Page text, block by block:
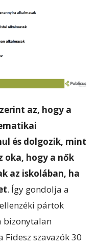
az, hogy a
és dolgozik, mint
oka, hogy a nők
az iskolában, ha
. Így gondolja a
pártok
bizonytalan
Fidesz szavazók 30